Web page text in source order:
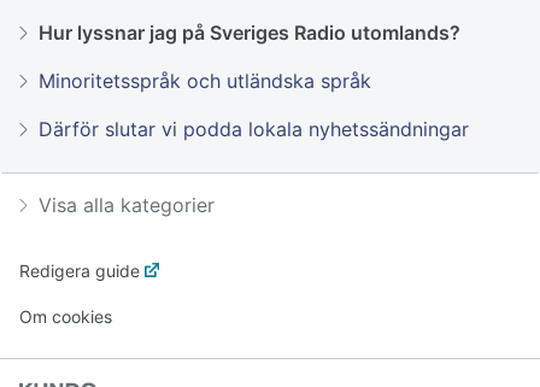
Hur lyssnar jag på Sveriges Radio utomlands?
Minoritetsspråk och utländska språk
Därför slutar vi podda lokala nyhetssändningar
Visa alla kategorier
Redigera guide
Om cookies